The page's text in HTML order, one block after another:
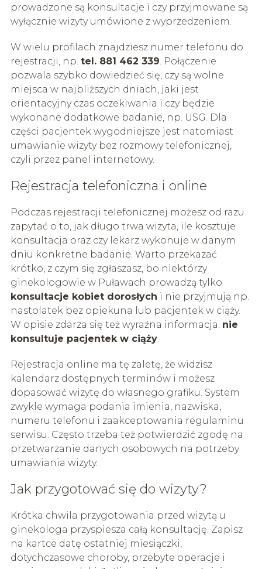
prowadzone są konsultacje i czy przyjmowane są
wyłącznie wizyty umówione z wyprzedzeniem.
W wielu profilach znajdziesz numer telefonu do
rejestracji, np. tel. 881 462 339. Połączenie
pozwala szybko dowiedzieć się, czy są wolne
miejsca w najbliższych dniach, jaki jest
orientacyjny czas oczekiwania i czy będzie
wykonane dodatkowe badanie, np. USG. Dla
części pacjentek wygodniejsze jest natomiast
umawianie wizyty bez rozmowy telefonicznej,
czyli przez panel internetowy.
Rejestracja telefoniczna i online
Podczas rejestracji telefonicznej możesz od razu
zapytać o to, jak długo trwa wizyta, ile kosztuje
konsultacja oraz czy lekarz wykonuje w danym
dniu konkretne badanie. Warto przekazać
krótko, z czym się zgłaszasz, bo niektórzy
ginekologowie w Puławach prowadzą tylko
konsultacje kobiet dorosłych i nie przyjmują np.
nastolatek bez opiekuna lub pacjentek w ciąży.
W opisie zdarza się też wyraźna informacja: nie
konsultuje pacjentek w ciąży.
Rejestracja online ma tę zaletę, że widzisz
kalendarz dostępnych terminów i możesz
dopasować wizytę do własnego grafiku. System
zwykle wymaga podania imienia, nazwiska,
numeru telefonu i zaakceptowania regulaminu
serwisu. Często trzeba też potwierdzić zgodę na
przetwarzanie danych osobowych na potrzeby
umawiania wizyty.
Jak przygotować się do wizyty?
Krótka chwila przygotowania przed wizytą u
ginekologa przyspiesza całą konsultację. Zapisz
na kartce datę ostatniej miesiączki,
dotychczasowe choroby, przebyte operacje i